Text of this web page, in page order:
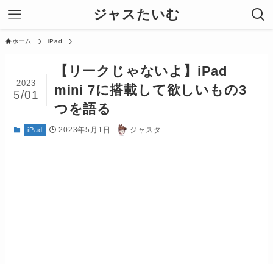
ジャスたいむ
ホーム iPad
【リークじゃないよ】iPad
mini 7に搭載して欲しいもの3
つを語る
2023
5/01
iPad 2023年5月1日 ジャスタ